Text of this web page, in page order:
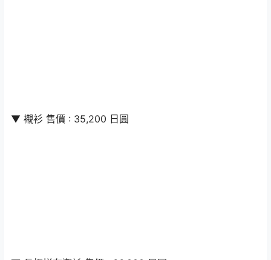
▼ 襯衫 售價 : 35,200 日圓